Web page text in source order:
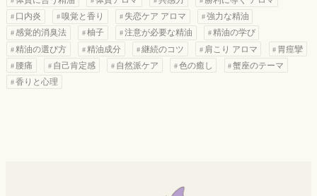
口内炎
嗅覚と香り 失恋ケア アロマ
強力な精油
感覚的消臭法
柚子 注意が必要な精油
精油の学び
精油の選び方
精油成分 継続のコツ 肩こり アロマ
胃痙攣
腰痛
自己肯定感 自然派ケア 色の癒し
蟹座のテーマ
香りと心理